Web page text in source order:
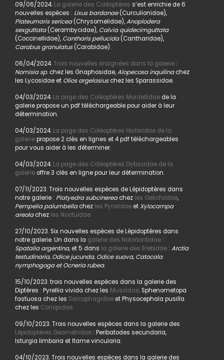
09/06/2024.La galerie des Coléoptères s’est enrichie de 6
nouvelles espèces : Lixus bardanae(Curculionidae),
Plateumaris sericea(Chrysomelidae),Anoplodera
sexguttata(Cerambycidae), Calvia quidecimguttata
(Coccinellidae), Cantharis pellucida(Cantharidae),
Carabus granulatus(Carabidae).
06/04/2024.Trois nouvelles araignées dans la galerie:
Nomisia sp. chez les Gnaphosidae,Alopecosa inquilinachez
les Lycosidae et Olios argelasiuschez les Sparassidae.
04/03/2024. La page des Coléoptères Mordellidaede la
galerie propose un pdf téléchargeable pour aider à leur
détermination.
04/03/2024. La page des Coléoptères Histeridae de la
galeriepropose 2 clés en lignes et 4 pdf téléchargeables
pour vous aider à les déterminer.
04/03/2024. La page des Coléoptères Dytiscidae de la
galerieoffre 3 clés en ligne pour leur détermination.
07/11/2023. Trois nouvelles espèces de Lépidoptères dans
notre galerie : Platyedra subcinereachez les Gelichiidae,
Pempelia palumbellachez les PyralidaeetXylocampa
areolachez les Noctuidae.
27/10/2023. Six nouvelles espèces de Lépidoptères dans
notre galerie. Un dans la galerie des Notodontidae:
Spatalia argentina, et 5 dans la galerie des Erebidae: Arctia
testudinaria, Odice jucunda, Odice suava, Catocala
nymphogoga et Ocneria rubea.
15/10/2023. trois nouvelles espèces dans la galerie des
Diptères : Pyrellia vivida chez les Muscidae,Sphenometopa
fastuosa chez les Sarcophagidaeet Physocephala pusilla
chez les Conopidae.
09/10/2023. Trois nouvelles espèces dans la galerie des
Lépidoptères Geometridae: Peribatodes secundaria,
Isturgia limbaria et Itame vincularia.
04/10/2023. Trois nouvelles espèces dans la galerie des